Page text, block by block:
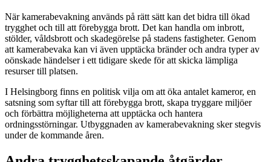
När kamerabevakning används på rätt sätt kan det bidra till ökad
trygghet och till att förebygga brott. Det kan handla om inbrott,
stölder, våldsbrott och skadegörelse på stadens fastigheter. Genom
att kamerabevaka kan vi även upptäcka bränder och andra typer av
oönskade händelser i ett tidigare skede för att skicka lämpliga
resurser till platsen.
I Helsingborg finns en politisk vilja om att öka antalet kameror, en
satsning som syftar till att förebygga brott, skapa tryggare miljöer
och förbättra möjligheterna att upptäcka och hantera
ordningsstörningar. Utbyggnaden av kamerabevakning sker stegvis
under de kommande åren.